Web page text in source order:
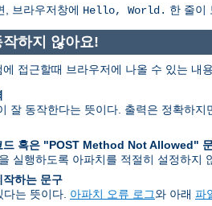
, 브라우저창에 Hello, World. 한 줄이
하지 않아요!
접근할때 브라우저에 나올 수 있는 내
잘 동작한다는 뜻이다. 출력은 정확하
드 혹은 "POST Method Not Allowed"
실행하도록 아파치를 적절히 설정하지
하는 문구
는 뜻이다. 아파치 오류 로그와 아래 파